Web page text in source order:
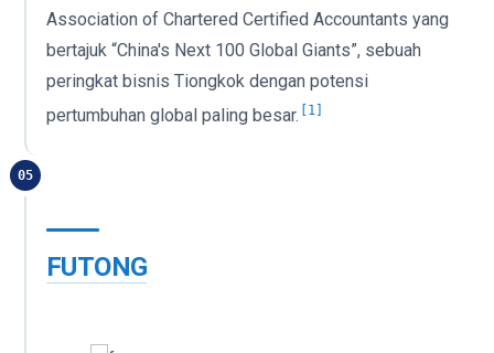
Association of Chartered Certified Accountants yang
bertajuk “China's Next 100 Global Giants”, sebuah
peringkat bisnis Tiongkok dengan potensi
pertumbuhan global paling besar. [1]
05
FUTONG